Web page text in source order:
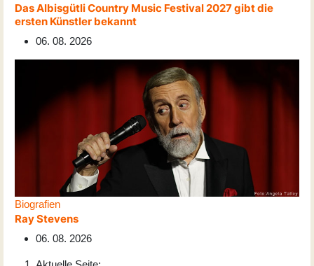
Das Albisgütli Country Music Festival 2027 gibt die
ersten Künstler bekannt
06. 08. 2026
Biografien
Ray Stevens
06. 08. 2026